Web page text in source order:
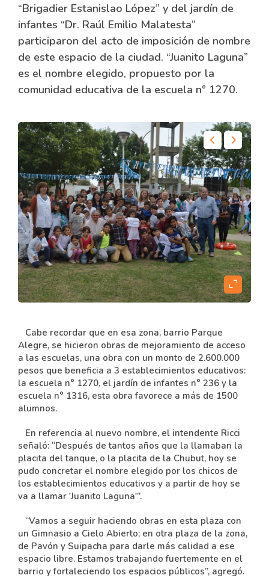
“Brigadier Estanislao López” y del jardín de
infantes “Dr. Raúl Emilio Malatesta”
participaron del acto de imposición de nombre
de este espacio de la ciudad. “Juanito Laguna”
es el nombre elegido, propuesto por la
comunidad educativa de la escuela n° 1270.
expand_content
Cabe recordar que en esa zona, barrio Parque
Alegre, se hicieron obras de mejoramiento de acceso
a las escuelas, una obra con un monto de 2.600.000
pesos que beneficia a 3 establecimientos educativos:
la escuela n° 1270, el jardín de infantes n° 236 y la
escuela n° 1316, esta obra favorece a más de 1500
alumnos.
En referencia al nuevo nombre, el intendente Ricci
señaló: “Después de tantos años que la llamaban la
placita del tanque, o la placita de la Chubut, hoy se
pudo concretar el nombre elegido por los chicos de
los establecimientos educativos y a partir de hoy se
va a llamar 'Juanito Laguna'”.
“Vamos a seguir haciendo obras en esta plaza con
un Gimnasio a Cielo Abierto; en otra plaza de la zona,
de Pavón y Suipacha para darle más calidad a ese
espacio libre. Estamos trabajando fuertemente en el
barrio y fortaleciendo los espacios públicos”, agregó.